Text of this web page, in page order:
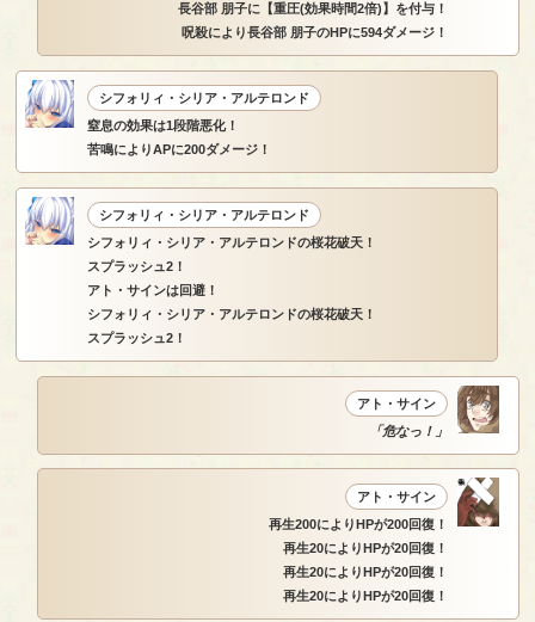
長谷部 朋子に【重圧(効果時間2倍)】を付与！
呪殺により長谷部 朋子のHPに594ダメージ！
シフォリィ・シリア・アルテロンド
窒息の効果は1段階悪化！
苦鳴によりAPに200ダメージ！
シフォリィ・シリア・アルテロンド
シフォリィ・シリア・アルテロンドの桜花破天！
スプラッシュ2！
アト・サインは回避！
シフォリィ・シリア・アルテロンドの桜花破天！
スプラッシュ2！
アト・サイン
「危なっ！」
アト・サイン
再生200によりHPが200回復！
再生20によりHPが20回復！
再生20によりHPが20回復！
再生20によりHPが20回復！